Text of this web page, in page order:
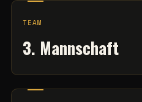
TEAM
3. Mannschaft